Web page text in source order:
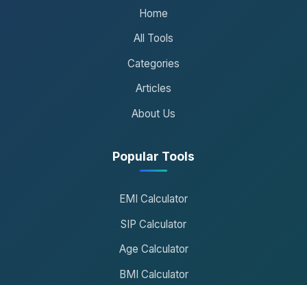
Home
All Tools
Categories
Articles
About Us
Popular Tools
EMI Calculator
SIP Calculator
Age Calculator
BMI Calculator